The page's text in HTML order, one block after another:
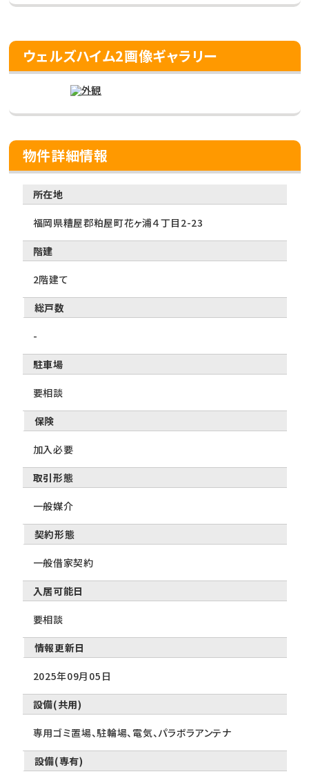
ウェルズハイム2画像ギャラリー
物件詳細情報
所在地
福岡県糟屋郡粕屋町花ヶ浦４丁目2-23
階建
2階建て
総戸数
-
駐車場
要相談
保険
加入必要
取引形態
一般媒介
契約形態
一般借家契約
入居可能日
要相談
情報更新日
2025年09月05日
設備(共用)
専用ゴミ置場、駐輪場、電気、パラボラアンテナ
設備(専有)